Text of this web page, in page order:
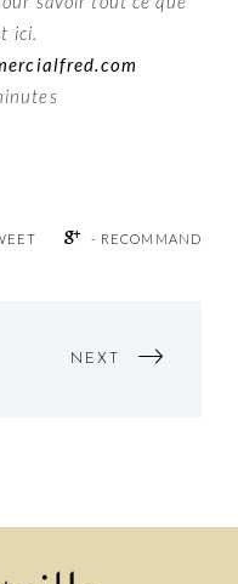
ici.
- RECOMMAND
NEXT